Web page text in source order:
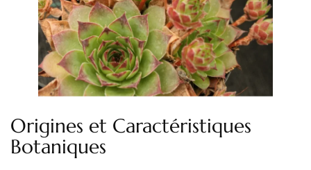
Origines et Caractéristiques
Botaniques